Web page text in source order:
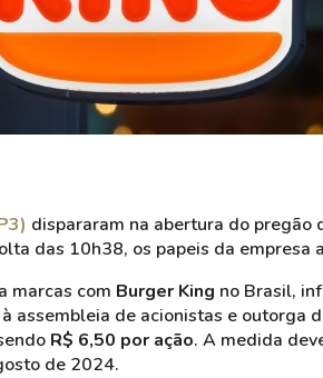
dispararam na abertura do
das 10h38, os papeis da empresa
marcas com Burger King no Brasil,
assembleia de acionistas e outorga
R$ 6,50 por ação. A medida
de 2024.